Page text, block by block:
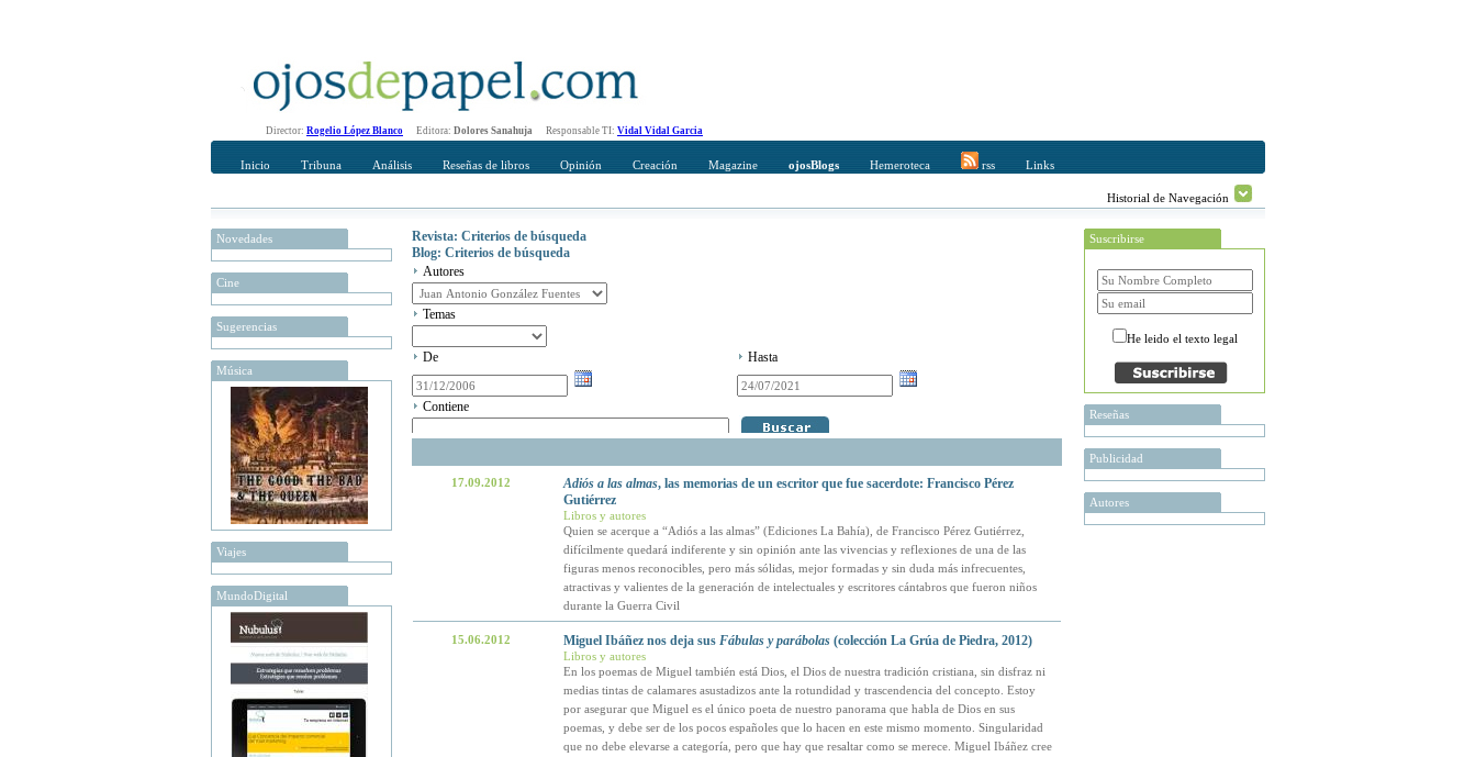
Director: Rogelio López Blanco Editora: Dolores Sanahuja Responsable TI: Vidal Vidal Garcia
Inicio Tribuna Análisis Reseñas de libros Opinión Creación Magazine ojosBlogs Hemeroteca rss Links
Historial de Navegación
Novedades
Cine
Sugerencias
Música
Viajes
MundoDigital
Revista: Criterios de búsqueda
Blog: Criterios de búsqueda
Autores
Temas
De Hasta
Contiene
17.09.2012 Adiós a las almas, las memorias de un escritor que fue sacerdote: Francisco Pérez
Gutiérrez
Libros y autores
Quien se acerque a “Adiós a las almas” (Ediciones La Bahía), de Francisco Pérez Gutiérrez,
difícilmente quedará indiferente y sin opinión ante las vivencias y reflexiones de una de las
figuras menos reconocibles, pero más sólidas, mejor formadas y sin duda más infrecuentes,
atractivas y valientes de la generación de intelectuales y escritores cántabros que fueron niños
durante la Guerra Civil
15.06.2012 Miguel Ibáñez nos deja sus Fábulas y parábolas(colección La Grúa de Piedra, 2012)
Libros y autores
En los poemas de Miguel también está Dios, el Dios de nuestra tradición cristiana, sin disfraz ni
medias tintas de calamares asustadizos ante la rotundidad y trascendencia del concepto. Estoy
por asegurar que Miguel es el único poeta de nuestro panorama que habla de Dios en sus
poemas, y debe ser de los pocos españoles que lo hacen en este mismo momento. Singularidad
que no debe elevarse a categoría, pero que hay que resaltar como se merece. Miguel Ibáñez cree
Suscribirse
He leido el texto legal
Reseñas
Publicidad
Autores